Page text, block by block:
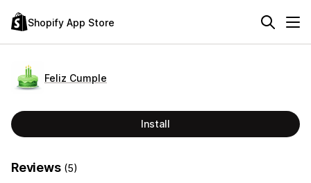
Shopify App Store
Feliz Cumple
Install
Reviews (5)